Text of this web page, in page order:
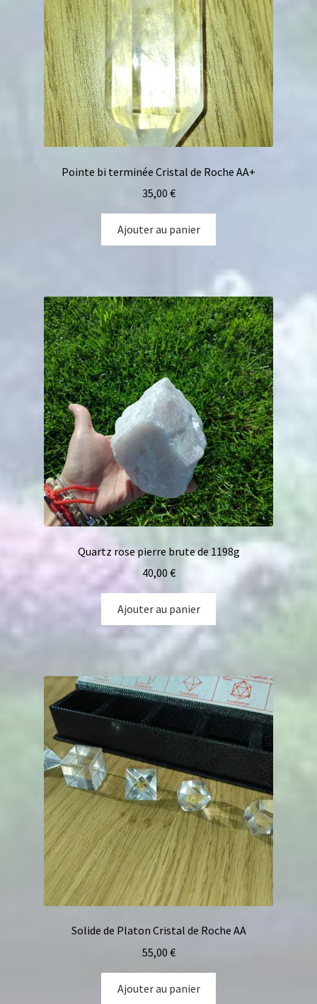
Pointe bi terminée Cristal de Roche AA+
35,00 €
Ajouter au panier
Quartz rose pierre brute de 1198g
40,00 €
Ajouter au panier
Solide de Platon Cristal de Roche AA
55,00 €
Ajouter au panier